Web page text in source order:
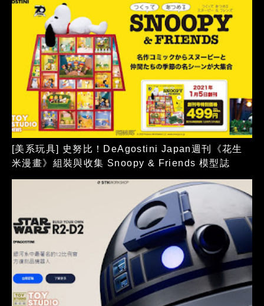
[美系玩具] 史努比！DeAgostini Japan週刊《花生
米漫畫》組裝與收集 Snoopy & Friends 模型誌